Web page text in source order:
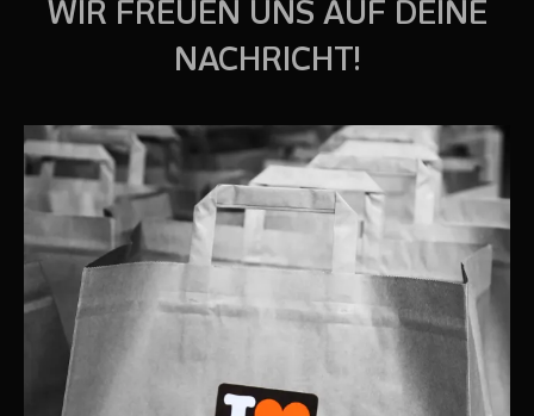
WIR FREUEN UNS AUF DEINE
NACHRICHT!